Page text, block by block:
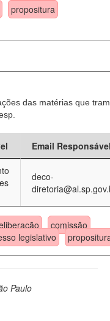
propositura
das matérias que
Email
deco-
comissão
legislativo
Paulo